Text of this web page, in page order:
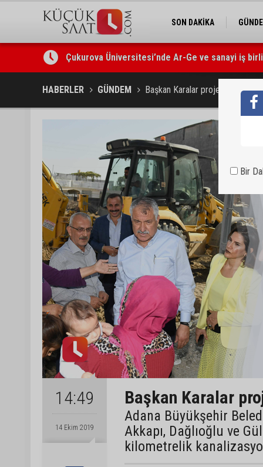
SON DAKİKA
Çukurova Üniversitesi’nde Ar-Ge ve sanayi iş
HABERLER GÜNDEM Başkan Karalar projelerin
14:49
14 Ekim 2019
Başkan Karalar
Adana Büyükşehir
Akkapı, Dağlıoğlu ve
kilometrelik
Bir